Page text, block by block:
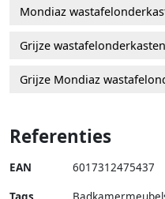
Mondiaz
Grijze wastafelonderkasten
Grijze Mondiaz
Referenties
EAN 6017312475437